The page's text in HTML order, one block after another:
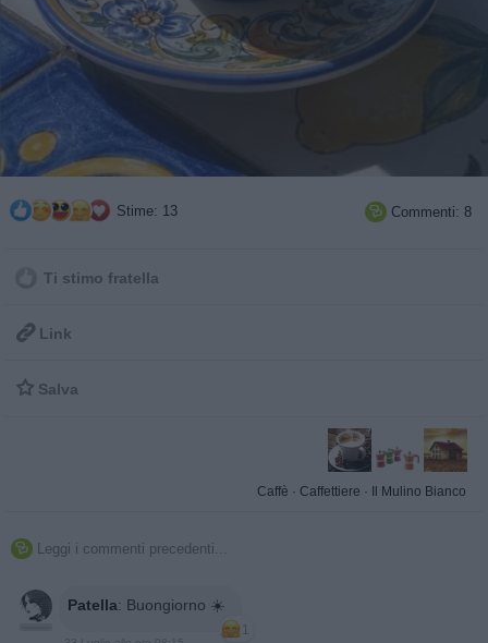
Stime: 13  Commenti: 8
Ti stimo fratella
 Link
 Salva
Caffè · Caffettiere · Il Mulino Bianco
 Leggi i commenti precedenti...
Patella: Buongiorno ☀️
1